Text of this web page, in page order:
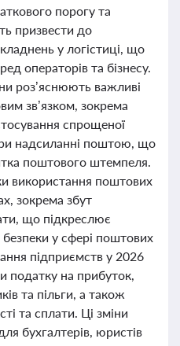
порогу та
призвести до
у логістиці, що
операторів та бізнесу.
роз’яснюють важливі
зв’язком, зокрема
спрощеної
надсиланні поштою, що
поштового штемпеля.
використання поштових
зокрема збут
що підкреслює
у сфері поштових
підприємств у 2026
податку на прибуток,
та пільги, а також
та сплати. Ці зміни
бухгалтерів, юристів